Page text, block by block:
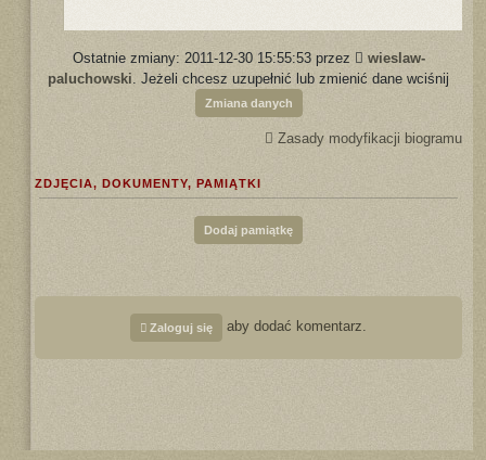
Ostatnie zmiany: 2011-12-30 15:55:53 przez
wieslaw-
paluchowski. Jeżeli chcesz uzupełnić lub zmienić dane wciśnij
Zmiana danych
Zasady modyfikacji biogramu
ZDJĘCIA, DOKUMENTY, PAMIĄTKI
Dodaj pamiątkę
Zaloguj się aby dodać komentarz.